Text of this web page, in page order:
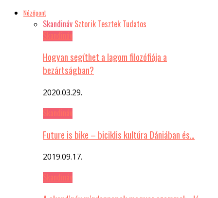
Nézőpont
Skandináv Sztorik Tesztek Tudatos
Hogyan segíthet a lagom filozófiája a
bezártságban?
2020.03.29.
Future is bike – biciklis kultúra Dániában és…
2019.09.17.